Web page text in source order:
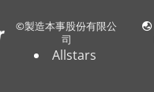
©製造本事股份有限公
司
Allstars